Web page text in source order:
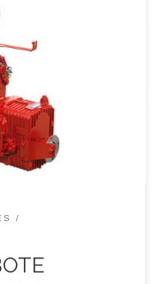
garantizan una
está
genuino; no es